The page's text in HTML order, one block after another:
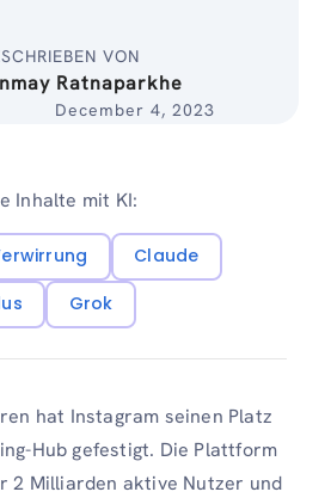
VON
Ratnaparkhe
December 4, 2023
Inhalte mit KI:
Claude
Grok
hat Instagram seinen Platz
Hub gefestigt. Die Plattform
2 Milliarden aktive Nutzer und